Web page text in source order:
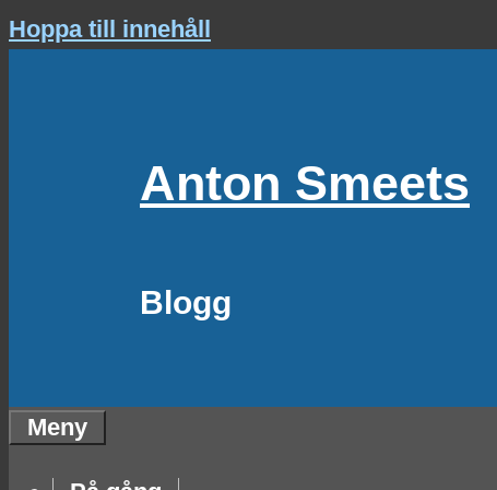
Hoppa till innehåll
Anton Smeets
Blogg
Meny